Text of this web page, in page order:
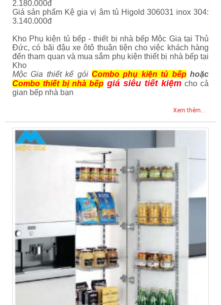
2.180.000đ
Giá sản phẩm Kệ gia vị âm tủ Higold 306031 inox 304:
3.140.000đ
Kho Phụ kiện tủ bếp - thiết bị nhà bếp Mộc Gia tại Thủ
Đức, có bãi đậu xe ôtô thuận tiện cho việc khách hàng
đến tham quan và mua sắm phụ kiện thiết bị nhà bếp tại
Kho
Mộc Gia thiết kế gói Combo phụ kiện tủ bếphoặc
Combo thiết bị nhà bếp giá siêu tiết kiệm cho cả
gian bếp nhà bạn
Xem thêm...